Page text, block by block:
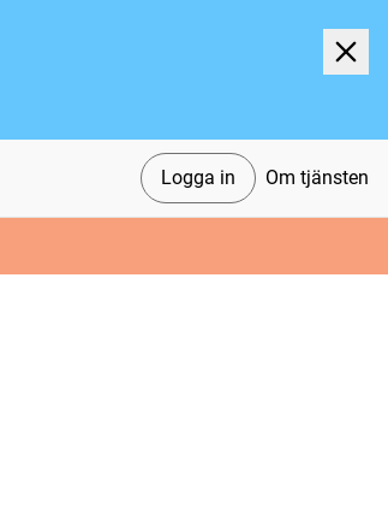
Logga in Om tjänsten